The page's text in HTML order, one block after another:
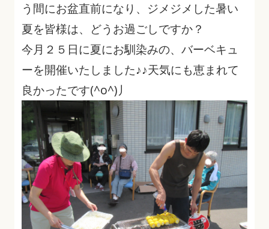
う間にお盆直前になり、ジメジメした暑い
夏を皆様は、どうお過ごしですか？
今月２５日に夏にお馴染みの、バーベキュ
ーを開催いたしました♪♪天気にも恵まれて
良かったです(^o^)丿